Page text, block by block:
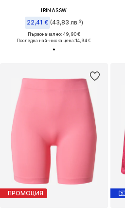
IRINASSW
22,41 € (43,83 лв.³)
Първоначално: 49,90 €
Последна най-ниска цена:14,94 €
ПРОМОЦИЯ